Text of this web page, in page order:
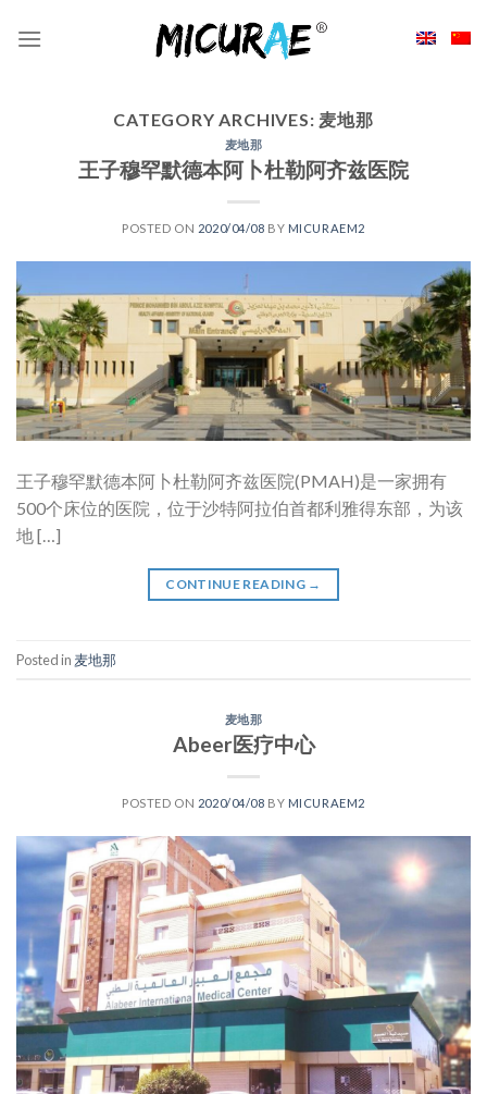
CATEGORY ARCHIVES: 麦地那
麦地那
王子穆罕默德本阿卜杜勒阿齐兹医院
POSTED ON 2020/04/08 BY MICURAEM2
王子穆罕默德本阿卜杜勒阿齐兹医院(PMAH)是一家拥有
500个床位的医院，位于沙特阿拉伯首都利雅得东部，为该
地 […]
CONTINUE READING →
Posted in 麦地那
麦地那
Abeer医疗中心
POSTED ON 2020/04/08 BY MICURAEM2